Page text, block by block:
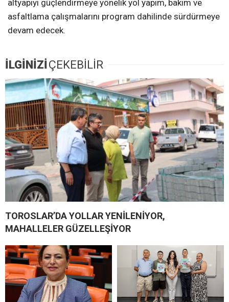
altyapıyı güçlendirmeye yönelik yol yapım, bakım ve
asfaltlama çalışmalarını program dahilinde sürdürmeye
devam edecek.
İLGİNİZİ ÇEKEBİLİR
TOROSLAR’DA YOLLAR YENİLENİYOR,
MAHALLELER GÜZELLEŞİYOR